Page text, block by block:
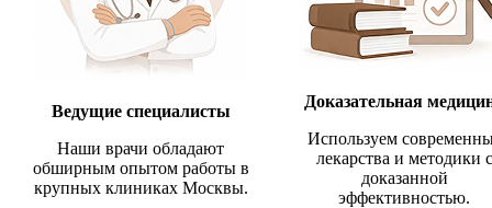
Ведущие специалисты
Наши врачи обладают
обширным опытом работы в
крупных клиниках Москвы.
Доказательная
Используем
лекарства и методики с
доказанной
эффективностью.